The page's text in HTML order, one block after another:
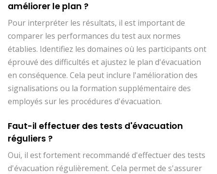
améliorer le plan ?
Pour interpréter les résultats, il est important de
comparer les performances du test aux normes
établies. Identifiez les domaines où les participants ont
éprouvé des difficultés et ajustez le plan d'évacuation
en conséquence. Cela peut inclure l'amélioration des
signalisations ou la formation supplémentaire des
employés sur les procédures d'évacuation.
Faut-il effectuer des tests d'évacuation
réguliers ?
Oui, il est fortement recommandé d'effectuer des tests
d'évacuation régulièrement. Cela permet de s'assurer